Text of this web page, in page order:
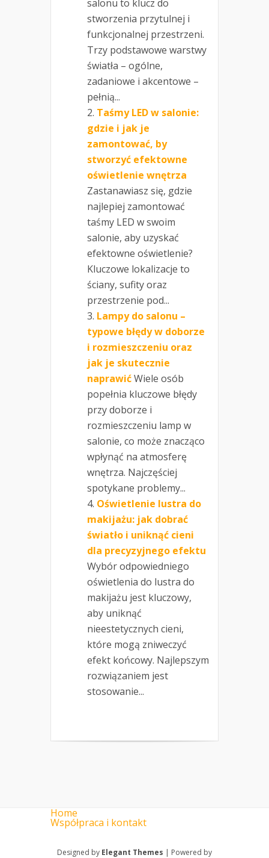
salonu to klucz do
stworzenia przytulnej i
funkcjonalnej przestrzeni.
Trzy podstawowe warstwy
światła – ogólne,
zadaniowe i akcentowe –
pełnią...
Taśmy LED w salonie:
gdzie i jak je
zamontować, by
stworzyć efektowne
oświetlenie wnętrza
Zastanawiasz się, gdzie
najlepiej zamontować
taśmy LED w swoim
salonie, aby uzyskać
efektowne oświetlenie?
Kluczowe lokalizacje to
ściany, sufity oraz
przestrzenie pod...
Lampy do salonu –
typowe błędy w doborze
i rozmieszczeniu oraz
jak je skutecznie
naprawićWiele osób
popełnia kluczowe błędy
przy doborze i
rozmieszczeniu lamp w
salonie, co może znacząco
wpłynąć na atmosferę
wnętrza. Najczęściej
spotykane problemy...
Oświetlenie lustra do
makijażu: jak dobrać
światło i uniknąć cieni
dla precyzyjnego efektu
Wybór odpowiedniego
oświetlenia do lustra do
makijażu jest kluczowy,
aby uniknąć
nieestetycznych cieni,
które mogą zniweczyć
efekt końcowy. Najlepszym
rozwiązaniem jest
stosowanie...
Home
Współpraca i kontakt
Designed by Elegant Themes | Powered by